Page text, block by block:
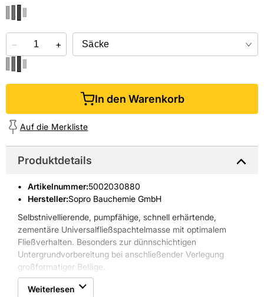
Online kaufen &kostenlos
− +
In den Warenkorb
Auf die Merkliste
Produktdetails
Artikelnummer:5002030880
Hersteller:Sopro Bauchemie GmbH
Selbstnivellierende, pumpfähige, schnell erhärtende,
zementäre Universalfließspachtelmasse mit optimalem
Fließverhalten. Besonders zur dünnschichtigen
Untergrundvorbereitung bei anschließender Verlegung
großformatiger Beläge.
* Innen, Boden
* Schichtdicke: 1  15 mm
Weiterlesen